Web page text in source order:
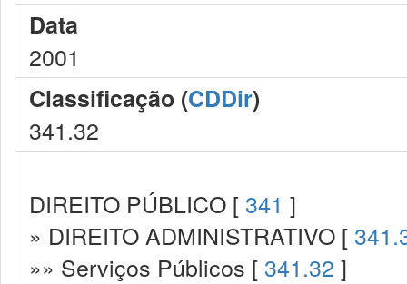
Data
2001
Classificação (CDDir)
341.32
DIREITO PÚBLICO [ 341 ]
» DIREITO ADMINISTRATIVO [
»» Serviços Públicos [ 341.32 ]